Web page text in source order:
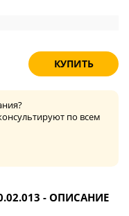
КУПИТЬ
по всем
- ОПИСАНИЕ